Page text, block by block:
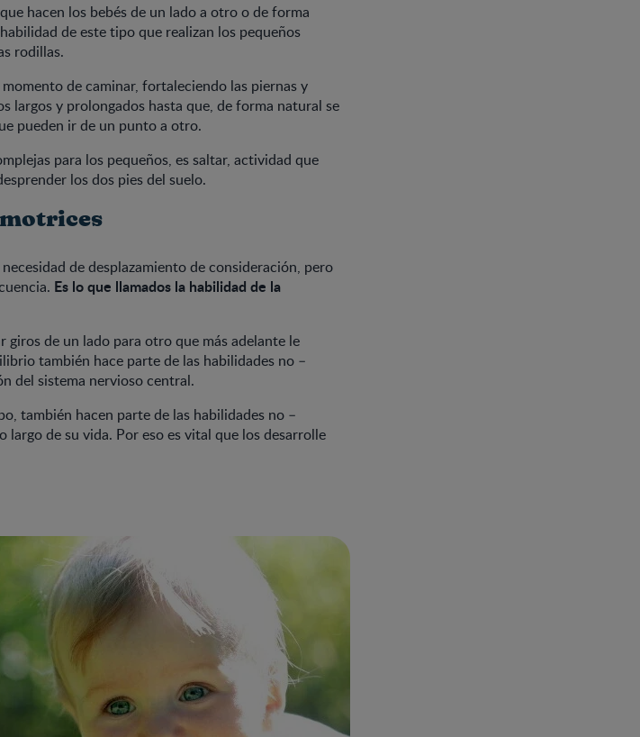
hacen los bebés de un lado a otro o de forma
de este tipo que realizan los pequeños
rodillas.
de caminar, fortaleciendo las piernas y
largos y prolongados hasta que, de forma natural se
pueden ir de un punto a otro.
para los pequeños, es saltar, actividad que
los dos pies del suelo.
de desplazamiento de consideración, pero
Es lo que llamados la habilidad de la
giros de un lado para otro que más adelante le
también hace parte de las habilidades no –
del sistema nervioso central.
también hacen parte de las habilidades no –
de su vida. Por eso es vital que los desarrolle